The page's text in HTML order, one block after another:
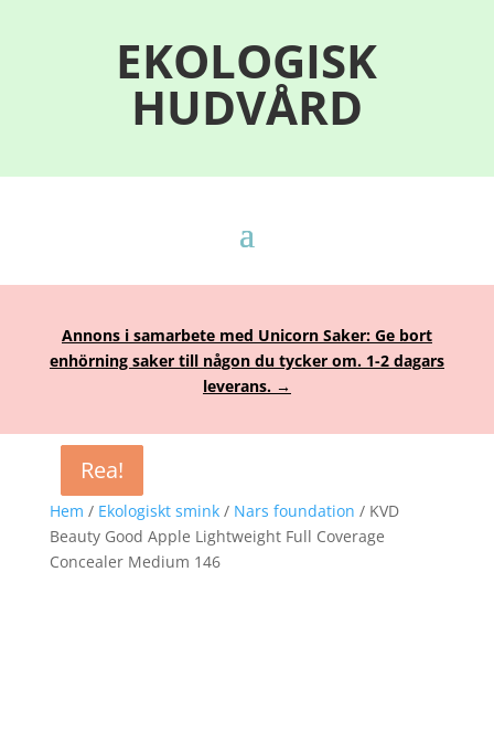
EKOLOGISK
HUDVÅRD
Annons i samarbete med Unicorn Saker: Ge bort
enhörning saker till någon du tycker om. 1-2 dagars
leverans. →
Hem / Ekologiskt smink/ Nars foundation / KVD
Beauty Good Apple Lightweight Full Coverage
Concealer Medium 146
Rea!
Rea!
Rea!